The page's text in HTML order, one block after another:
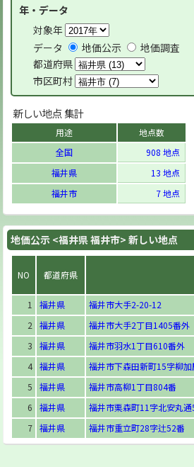
年・データ
対象年
データ
地価公示
地価調査
都道府県
市区町村
新しい地点 集計
用途
地点数
全国
908 地点
福井県
13 地点
福井市
7 地点
地価公示 <福井県 福井市> 新しい地点
NO 都道府県
1 福井県
福井市大手2-20-12
2
福井県
福井市大手2丁目1405番外
3
福井県
福井市羽水1丁目610番外
4 福井県
福井市下森田新町15字柳
5
福井県
福井市高柳1丁目804番
6
福井県
福井市栗森町11字北安丸
7 福井県 福井市重立町28字辻52番